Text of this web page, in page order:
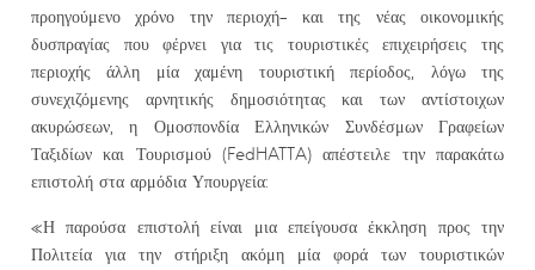
προηγούμενο χρόνο την περιοχή– και της νέας οικονομικής
δυσπραγίας που φέρνει για τις τουριστικές επιχειρήσεις της
περιοχής άλλη μία χαμένη τουριστική περίοδος, λόγω της
συνεχιζόμενης αρνητικής δημοσιότητας και των αντίστοιχων
ακυρώσεων, η Ομοσπονδία Ελληνικών Συνδέσμων Γραφείων
Ταξιδίων και Τουρισμού (FedHATTA) απέστειλε την παρακάτω
επιστολή στα αρμόδια Υπουργεία:
«Η παρούσα επιστολή είναι μια επείγουσα έκκληση προς την
Πολιτεία για την στήριξη ακόμη μία φορά των τουριστικών